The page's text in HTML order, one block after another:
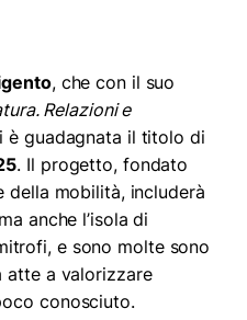
, che con il suo
Relazioni e
è guadagnata il titolo di
. Il progetto, fondato
della mobilità, includerà
anche l’isola di
e sono molte sono
atte a valorizzare
conosciuto.